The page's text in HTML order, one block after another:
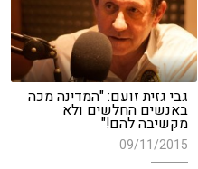
גבי גזית זועם: "המדינה מכה
באנשים החלשים ולא
מקשיבה להם!"
09/11/2015